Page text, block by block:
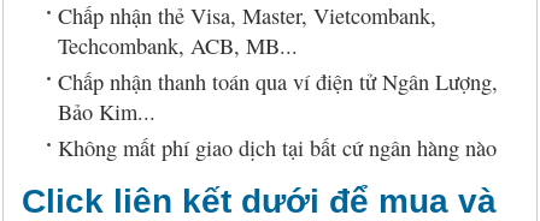
Chấp nhận thẻ Visa, Master, Vietcombank,
Techcombank, ACB, MB...
Chấp nhận thanh toán qua ví điện tử Ngân Lượng,
Bảo Kim...
Không mất phí giao dịch tại bất cứ ngân hàng nào
Click liên kết dưới để mua và